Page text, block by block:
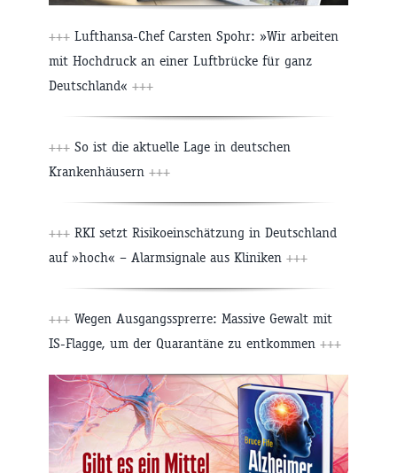
+++ Lufthansa-Chef Carsten Spohr: »Wir arbeiten
mit Hochdruck an einer Luftbrücke für ganz
Deutschland« +++
+++ So ist die aktuelle Lage in deutschen
Krankenhäusern +++
+++ RKI setzt Risikoeinschätzung in Deutschland
auf »hoch« – Alarmsignale aus Kliniken +++
+++ Wegen Ausgangssprerre: Massive Gewalt mit
IS-Flagge, um der Quarantäne zu entkommen +++